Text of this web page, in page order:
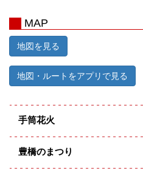
MAP
地図を見る
地図・ルートをアプリで見る
手筒花火
豊橋のまつり